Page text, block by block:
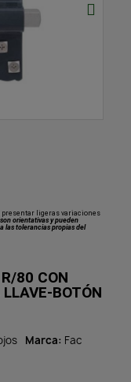
ligeras variaciones
orientativas y pueden
las tolerancias propias del
80 CON
BOTÓN
Marca Fac